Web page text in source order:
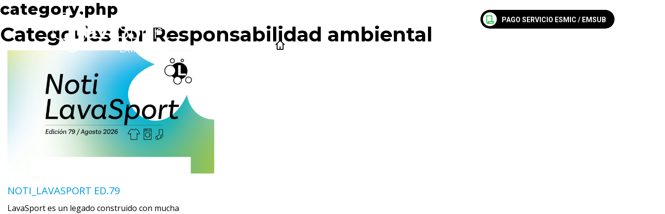
PAGO SERVICIO ESMIC / EMSUB
category.php
Categories for Responsabilidad ambiental
NOTI_LAVASPORT ED.79
LavaSport es un legado construido con mucha